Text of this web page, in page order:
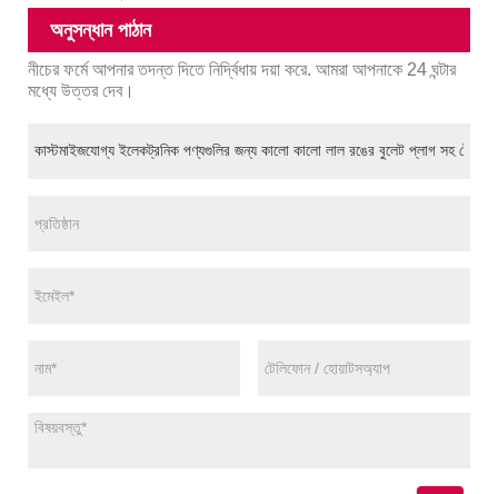
অনুসন্ধান পাঠান
নীচের ফর্মে আপনার তদন্ত দিতে নির্দ্বিধায় দয়া করে. আমরা আপনাকে 24 ঘন্টার
মধ্যে উত্তর দেব।